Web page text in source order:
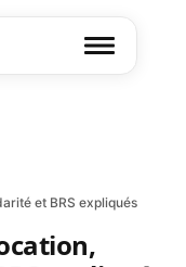
et BRS expliqués